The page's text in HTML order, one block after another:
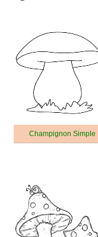
Champignon Simple